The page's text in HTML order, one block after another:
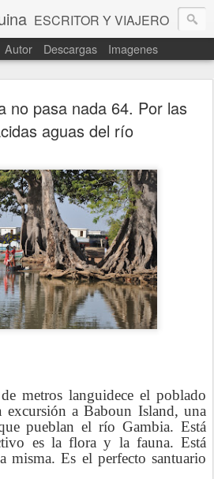
ESCRITOR Y VIAJERO
Autor Descargas Imagenes
no pasa nada 64. Por las
aguas del río
metros languidece el poblado
excursión a Baboun Island, una
pueblan el río Gambia. Está
es la flora y la fauna. Está
misma. Es el perfecto santuario